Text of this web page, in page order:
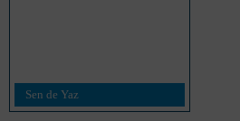
Sen de Yaz